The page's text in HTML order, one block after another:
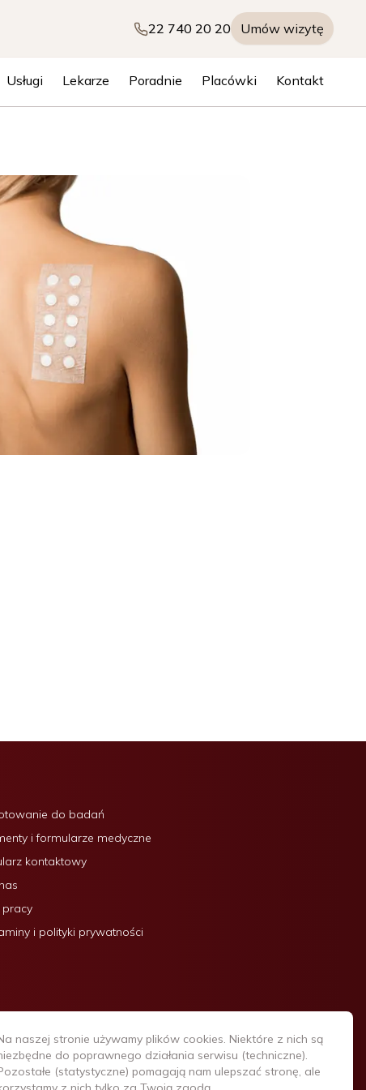
22 740 20 20 Umów wizytę
Usługi Lekarze Poradnie Placówki Kontakt
do badań
i formularze medyczne
kontaktowy
pracy
i polityki prywatności
naszej stronie używamy plików cookies. Niektóre z nich są
do poprawnego działania serwisu (techniczne).
(statystyczne) pomagają nam ulepszać stronę, ale